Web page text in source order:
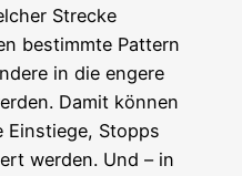
Stre­cke
bestimm­te Pat­tern
in die enge­re
Damit kön­nen
Ein­stie­ge, Stopps
wer­den. Und – in